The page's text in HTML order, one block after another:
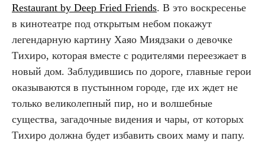
Restaurant by Deep Fried Friends. В это воскресенье
в кинотеатре под открытым небом покажут
легендарную картину Хаяо Миядзаки о девочке
Тихиро, которая вместе с родителями переезжает в
новый дом. Заблудившись по дороге, главные герои
оказываются в пустынном городе, где их ждет не
только великолепный пир, но и волшебные
существа, загадочные видения и чары, от которых
Тихиро должна будет избавить своих маму и папу.